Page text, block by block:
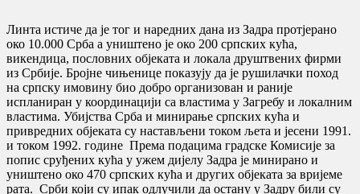
Линта истиче да је тог и наредних дана из Задра протјерано
око 10.000 Срба а уништено је око 200 српских кућа,
викендица, пословних објеката и локала друштвених фирми
из Србије. Бројне чињенице показују да је рушилачки поход
на српску имовину био добро организован и раније
испланиран у координацији са властима у Загребу и локалним
властима. Убијства Срба и минирање српских кућа и
привредних објеката су настављени током љета и јесени 1991.
и током 1992. године Према подацима градске Комисије за
попис сруђених кућа у ужем дијелу Задра је минирано и
уништено око 470 српских кућа и других објеката за вријеме
рата. Срби који су ипак одлучили да остану у Задру били су